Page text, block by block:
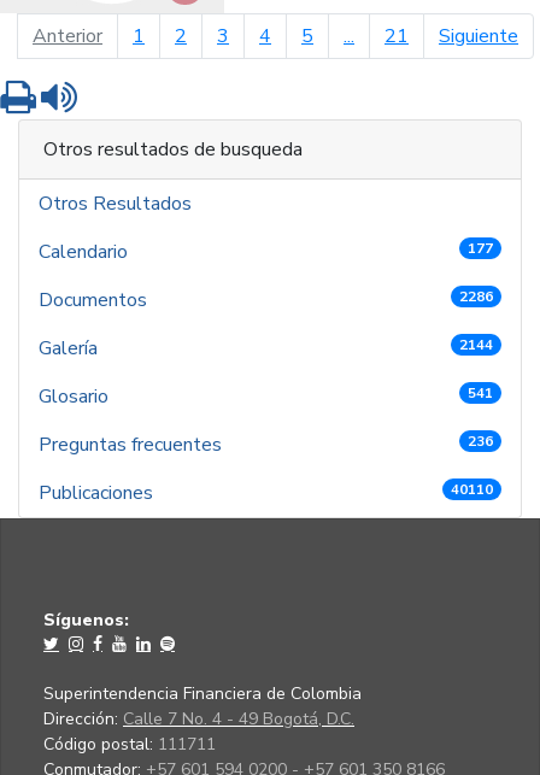
Anteriorpágina anterior
1 2 3 4 5 ... 21 Siguiente
Imprimir
Otros resultados de busqueda
Otros Resultados
Calendario
177
Documentos 2286
Galería 2144
Glosario 541
Preguntas frecuentes 236
Publicaciones 40110
Síguenos:
Superintendencia Financiera de Colombia
Dirección: Calle 7 No. 4 - 49 Bogotá, D.C.
Código postal: 111711
Conmutador: +57 601 594 0200 - +57 601 350 8166